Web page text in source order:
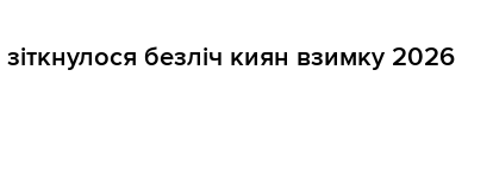
безліч киян взимку 2026